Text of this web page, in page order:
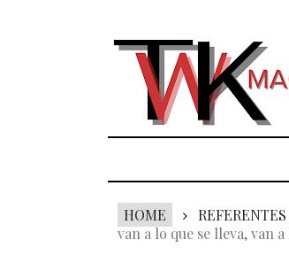
HOME REFERENTES
van a lo que se lleva, van